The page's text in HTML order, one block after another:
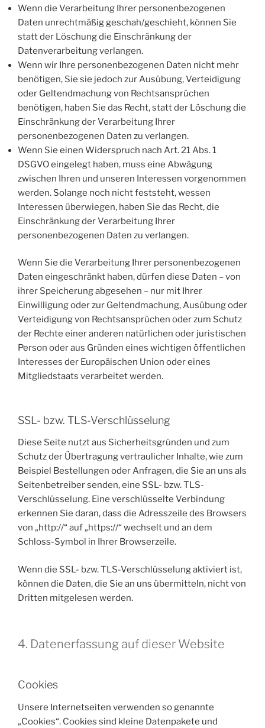
Wenn die Verarbeitung Ihrer personenbezogenen
Daten unrechtmäßig geschah/geschieht, können Sie
statt der Löschung die Einschränkung der
Datenverarbeitung verlangen.
Wenn wir Ihre personenbezogenen Daten nicht mehr
benötigen, Sie sie jedoch zur Ausübung, Verteidigung
oder Geltendmachung von Rechtsansprüchen
benötigen, haben Sie das Recht, statt der Löschung die
Einschränkung der Verarbeitung Ihrer
personenbezogenen Daten zu verlangen.
Wenn Sie einen Widerspruch nach Art. 21 Abs. 1
DSGVO eingelegt haben, muss eine Abwägung
zwischen Ihren und unseren Interessen vorgenommen
werden. Solange noch nicht feststeht, wessen
Interessen überwiegen, haben Sie das Recht, die
Einschränkung der Verarbeitung Ihrer
personenbezogenen Daten zu verlangen.
Wenn Sie die Verarbeitung Ihrer personenbezogenen
Daten eingeschränkt haben, dürfen diese Daten – von
ihrer Speicherung abgesehen – nur mit Ihrer
Einwilligung oder zur Geltendmachung, Ausübung oder
Verteidigung von Rechtsansprüchen oder zum Schutz
der Rechte einer anderen natürlichen oder juristischen
Person oder aus Gründen eines wichtigen öffentlichen
Interesses der Europäischen Union oder eines
Mitgliedstaats verarbeitet werden.
SSL- bzw. TLS-Verschlüsselung
Diese Seite nutzt aus Sicherheitsgründen und zum
Schutz der Übertragung vertraulicher Inhalte, wie zum
Beispiel Bestellungen oder Anfragen, die Sie an uns als
Seitenbetreiber senden, eine SSL- bzw. TLS-
Verschlüsselung. Eine verschlüsselte Verbindung
erkennen Sie daran, dass die Adresszeile des Browsers
von „http://“ auf „https://“ wechselt und an dem
Schloss-Symbol in Ihrer Browserzeile.
Wenn die SSL- bzw. TLS-Verschlüsselung aktiviert ist,
können die Daten, die Sie an uns übermitteln, nicht von
Dritten mitgelesen werden.
4. Datenerfassung auf dieser Website
Cookies
Unsere Internetseiten verwenden so genannte
„Cookies“. Cookies sind kleine Datenpakete und